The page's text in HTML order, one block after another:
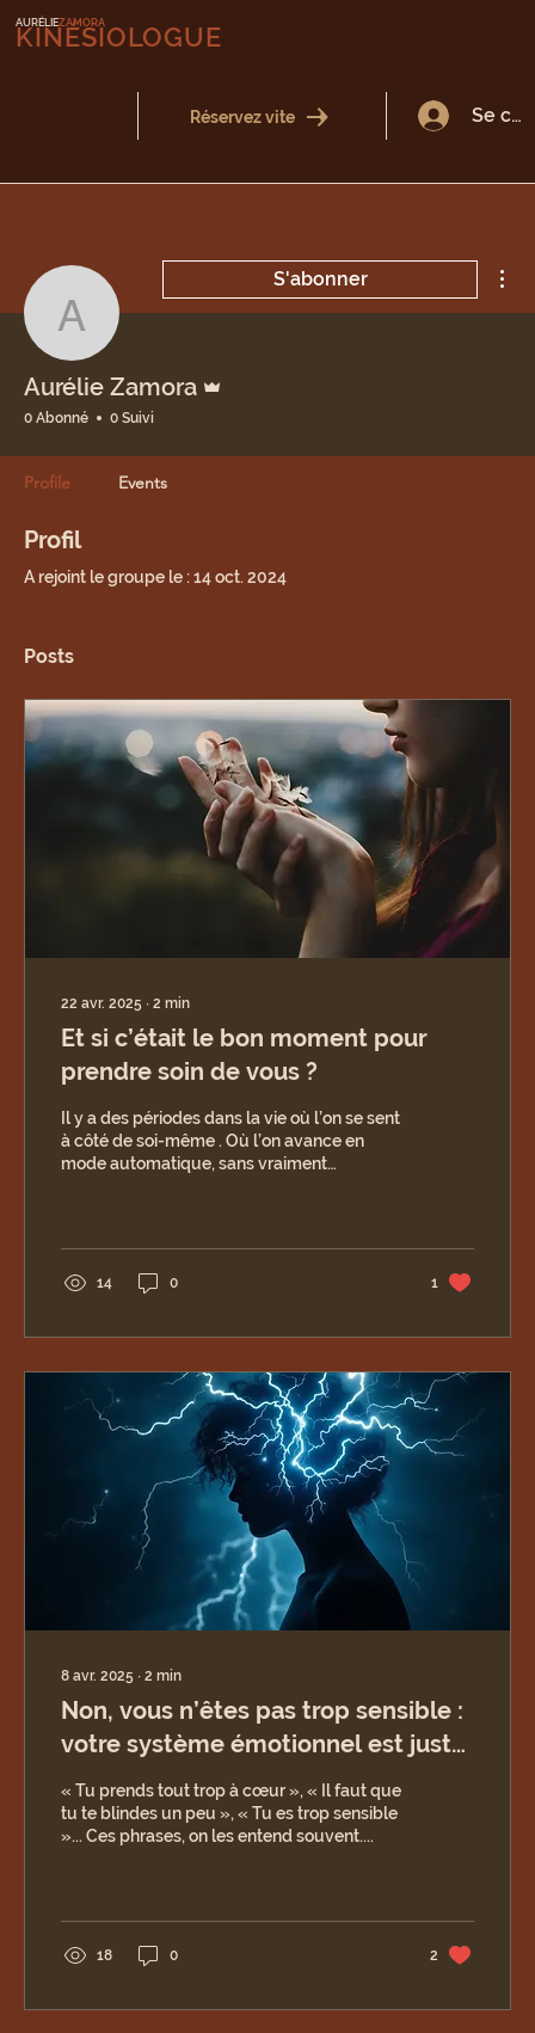
AURÉLIEZAMORA
KINÉSIOLOGUE
Réservez vite Se
Aurélie Zamora
S'abonner
Aurélie Zamora
0 Abonné 0 Suivi
Profile Events
Profil
A rejoint le groupe le : 14 oct. 2024
Posts
22 avr. 2025 ∙ 2 min
Et si c’était le bon moment pour
prendre soin de vous ?
Il y a des périodes dans la vie où l’on se sent
à côté de soi-même . Où l’on avance en
mode automatique, sans vraiment
14 0 1
8 avr. 2025 ∙ 2 min
Non, vous n’êtes pas trop sensible :
votre système émotionnel est juste
en alerte
« Tu prends tout trop à cœur », « Il faut que
tu te blindes un peu », « Tu es trop sensible
»... Ces phrases, on les entend souvent....
18 0 2